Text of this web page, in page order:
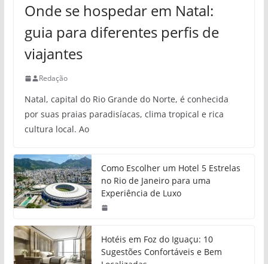
Onde se hospedar em Natal:
guia para diferentes perfis de
viajantes
Redação
Natal, capital do Rio Grande do Norte, é conhecida
por suas praias paradisíacas, clima tropical e rica
cultura local. Ao
Como Escolher um Hotel 5 Estrelas
no Rio de Janeiro para uma
Experiência de Luxo
Hotéis em Foz do Iguaçu: 10
Sugestões Confortáveis e Bem